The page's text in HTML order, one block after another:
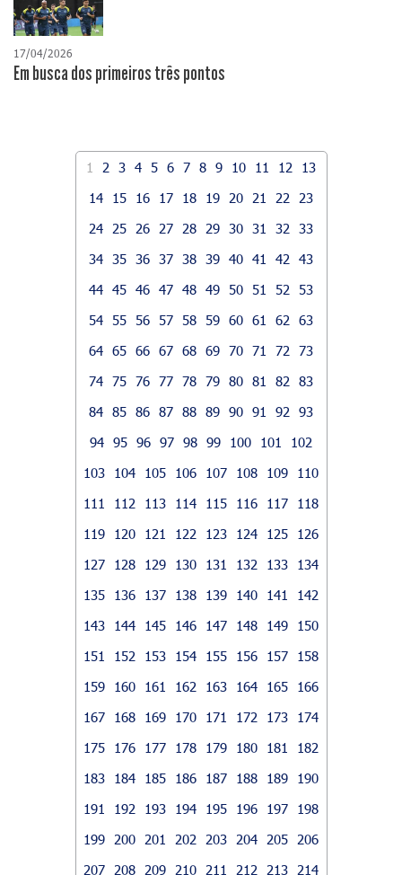
17/04/2026
​Em busca dos primeiros três pontos
1 2 3 4 5 6 7 8 9 10 11 12
13
14
15 16 17 18 19 20 21 22
23
24
25 26 27 28 29 30 31 32
33
34
35 36 37 38 39 40 41 42
43
44 45 46 47 48 49 50 51 52
53
54
55 56 57 58 59 60 61 62
63
64 65 66 67 68 69 70 71 72
73
74 75 76 77 78 79 80 81 82
83
84 85 86 87 88 89 90 91 92
93
94 95 96 97 98 99 100 101
102
103
104 105 106 107 108 109
110
111
112 113 114 115 116 117
118
119
120 121 122 123 124 125
126
127
128 129 130 131 132 133
134
135
136 137 138 139 140 141
142
143
144 145 146 147 148 149
150
151
152 153 154 155 156 157
158
159
160 161 162 163 164 165
166
167
168 169 170 171 172 173
174
175
176 177 178 179 180 181
182
183
184 185 186 187 188 189
190
191
192 193 194 195 196 197
198
199
200 201 202 203 204 205
206
207
208 209 210 211 212 213
214